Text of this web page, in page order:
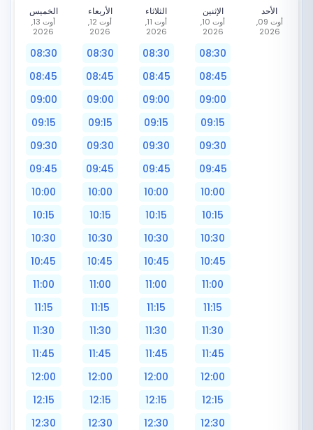
الخميس
أوت 13,
2026
08:30
08:45
09:00
09:15
09:30
09:45
10:00
10:15
10:30
10:45
11:00
11:15
11:30
11:45
12:00
12:15
12:30
الأربعاء
أوت 12,
2026
08:30
08:45
09:00
09:15
09:30
09:45
10:00
10:15
10:30
10:45
11:00
11:15
11:30
11:45
12:00
12:15
12:30
الثلاثاء
أوت 11,
2026
08:30
08:45
09:00
09:15
09:30
09:45
10:00
10:15
10:30
10:45
11:00
11:15
11:30
11:45
12:00
12:15
12:30
الإثنين
أوت 10,
2026
08:30
08:45
09:00
09:15
09:30
09:45
10:00
10:15
10:30
10:45
11:00
11:15
11:30
11:45
12:00
12:15
12:30
الأحد
أوت 09,
2026